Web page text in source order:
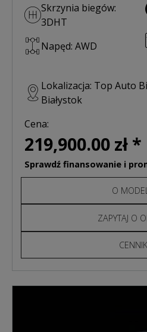
Skrzynia biegów:
3DHT
Napęd: AWD
Lokalizacja: Top Auto
Białystok
Cena:
219,900.00 zł *
Sprawdź finansowanie i
O
ZAPYTAJ O
CENNIK